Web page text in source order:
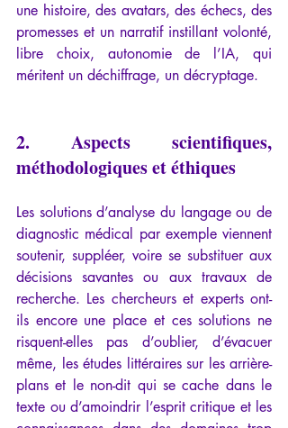
une histoire, des avatars, des échecs, des
promesses et un narratif instillant volonté,
libre choix, autonomie de l’IA, qui
méritent un déchiffrage, un décryptage.
2. Aspects scientifiques,
méthodologiques et éthiques
Les solutions d’analyse du langage ou de
diagnostic médical par exemple viennent
soutenir, suppléer, voire se substituer aux
décisions savantes ou aux travaux de
recherche. Les chercheurs et experts ont-
ils encore une place et ces solutions ne
risquent-elles pas d’oublier, d’évacuer
même, les études littéraires sur les arrière-
plans et le non-dit qui se cache dans le
texte ou d’amoindrir l’esprit critique et les